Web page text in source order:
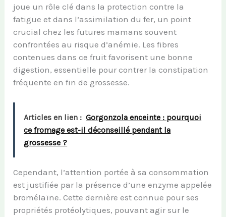
joue un rôle clé dans la protection contre la
fatigue et dans l’assimilation du fer, un point
crucial chez les futures mamans souvent
confrontées au risque d’anémie. Les fibres
contenues dans ce fruit favorisent une bonne
digestion, essentielle pour contrer la constipation
fréquente en fin de grossesse.
Articles en lien : Gorgonzola enceinte : pourquoi
ce fromage est-il déconseillé pendant la
grossesse ?
Cependant, l’attention portée à sa consommation
est justifiée par la présence d’une enzyme appelée
bromélaïne. Cette dernière est connue pour ses
propriétés protéolytiques, pouvant agir sur le